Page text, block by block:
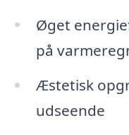
Øget
på
Æstetisk
udseende